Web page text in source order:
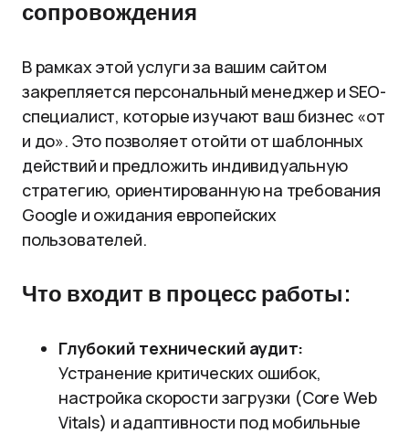
сопровождения
В рамках этой услуги за вашим сайтом
закрепляется персональный менеджер и SEO-
специалист, которые изучают ваш бизнес «от
и до». Это позволяет отойти от шаблонных
действий и предложить индивидуальную
стратегию, ориентированную на требования
Google и ожидания европейских
пользователей.
Что входит в процесс работы:
Глубокий технический аудит:
Устранение критических ошибок,
настройка скорости загрузки (Core Web
Vitals) и адаптивности под мобильные